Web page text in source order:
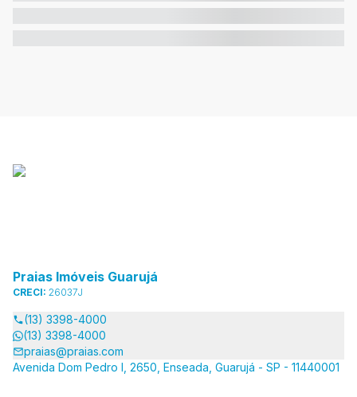
Praias Imóveis Guarujá
CRECI: 26037J
(13) 3398-4000
(13) 3398-4000
praias@praias.com
Avenida Dom Pedro I, 2650, Enseada, Guarujá - SP - 11440001